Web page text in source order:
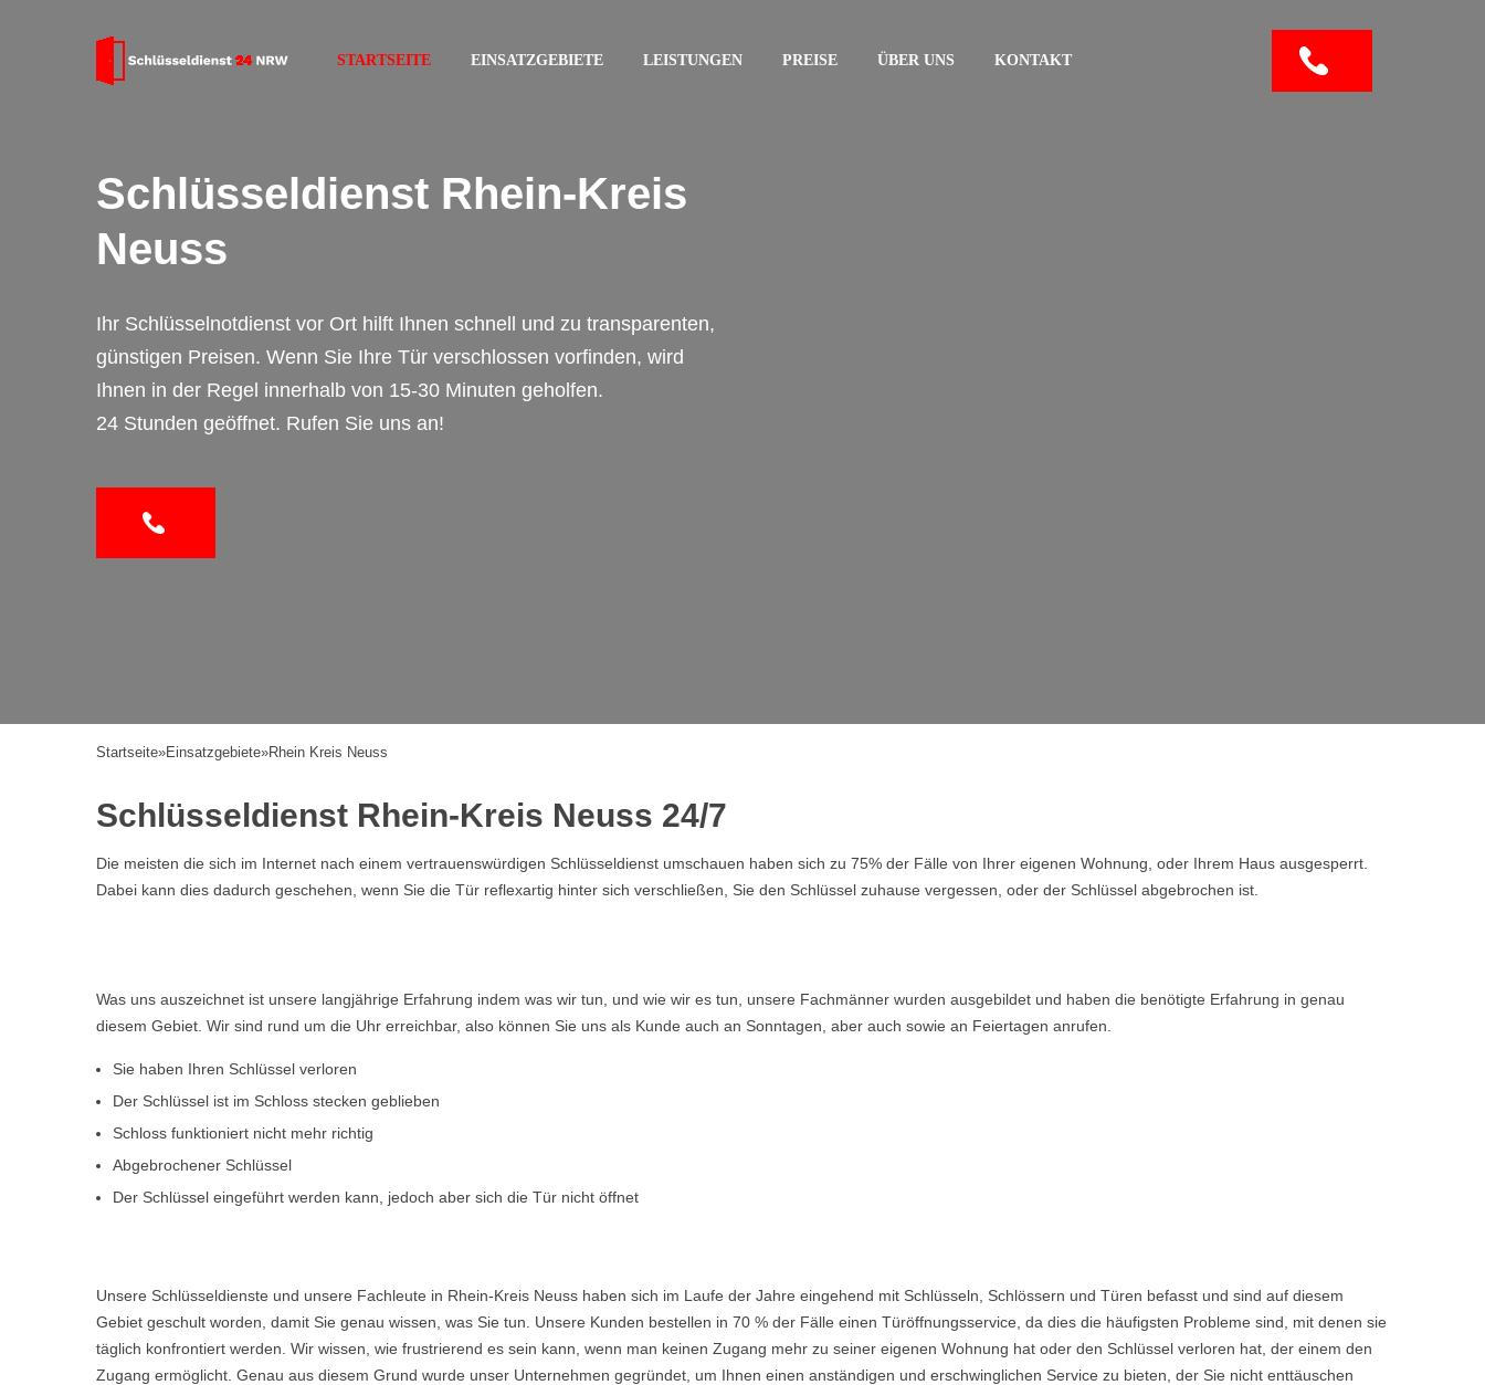
STARTSEITE EINSATZGEBIETE LEISTUNGEN PREISE ÜBER UNS KONTAKT
Schlüsseldienst Rhein-Kreis
Neuss
Ihr Schlüsselnotdienst vor Ort hilft Ihnen schnell und zu transparenten,
günstigen Preisen. Wenn Sie Ihre Tür verschlossen vorfinden, wird
Ihnen in der Regel innerhalb von 15-30 Minuten geholfen.
24 Stunden geöffnet. Rufen Sie uns an!
Startseite»Einsatzgebiete»Rhein Kreis Neuss
Schlüsseldienst Rhein-Kreis Neuss 24/7
Die meisten die sich im Internet nach einem vertrauenswürdigen Schlüsseldienst umschauen haben sich zu 75% der Fälle von Ihrer eigenen Wohnung, oder Ihrem Haus ausgesperrt.
Dabei kann dies dadurch geschehen, wenn Sie die Tür reflexartig hinter sich verschließen, Sie den Schlüssel zuhause vergessen, oder der Schlüssel abgebrochen ist.
Was uns auszeichnet ist unsere langjährige Erfahrung indem was wir tun, und wie wir es tun, unsere Fachmänner wurden ausgebildet und haben die benötigte Erfahrung in genau
diesem Gebiet. Wir sind rund um die Uhr erreichbar, also können Sie uns als Kunde auch an Sonntagen, aber auch sowie an Feiertagen anrufen.
Sie haben Ihren Schlüssel verloren
Der Schlüssel ist im Schloss stecken geblieben
Schloss funktioniert nicht mehr richtig
Abgebrochener Schlüssel
Der Schlüssel eingeführt werden kann, jedoch aber sich die Tür nicht öffnet
Unsere Schlüsseldienste und unsere Fachleute in Rhein-Kreis Neuss haben sich im Laufe der Jahre eingehend mit Schlüsseln, Schlössern und Türen befasst und sind auf diesem
Gebiet geschult worden, damit Sie genau wissen, was Sie tun. Unsere Kunden bestellen in 70 % der Fälle einen Türöffnungsservice, da dies die häufigsten Probleme sind, mit denen sie
täglich konfrontiert werden. Wir wissen, wie frustrierend es sein kann, wenn man keinen Zugang mehr zu seiner eigenen Wohnung hat oder den Schlüssel verloren hat, der einem den
Zugang ermöglicht. Genau aus diesem Grund wurde unser Unternehmen gegründet, um Ihnen einen anständigen und erschwinglichen Service zu bieten, der Sie nicht enttäuschen